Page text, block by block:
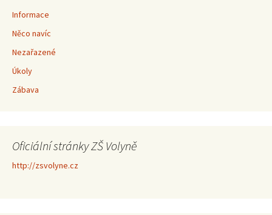
Informace
Něco navíc
Nezařazené
Úkoly
Zábava
Oficiální stránky ZŠ Volyně
http://zsvolyne.cz